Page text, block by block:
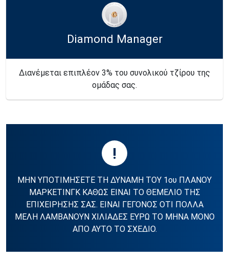
Diamond Manager
Διανέμεται επιπλέον 3% του συνολικού τζίρου της
ομάδας σας.
!
ΜΗΝ ΥΠΟΤΙΜΗΣΕΤΕ ΤΗ ΔΥΝΑΜΗ ΤΟΥ 1ου ΠΛΑΝΟΥ
ΜΑΡΚΕΤΙΝΓΚ ΚΑΘΩΣ ΕΙΝΑΙ ΤΟ ΘΕΜΕΛΙΟ ΤΗΣ
ΕΠΙΧΕΙΡΗΣΗΣ ΣΑΣ. ΕΙΝΑΙ ΓΕΓΟΝΟΣ ΟΤΙ ΠΟΛΛΑ
ΜΕΛΗ ΛΑΜΒΑΝΟΥΝ ΧΙΛΙΑΔΕΣ ΕΥΡΩ ΤΟ ΜΗΝΑ ΜΟΝΟ
ΑΠΟ ΑΥΤΟ ΤΟ ΣΧΕΔΙΟ.